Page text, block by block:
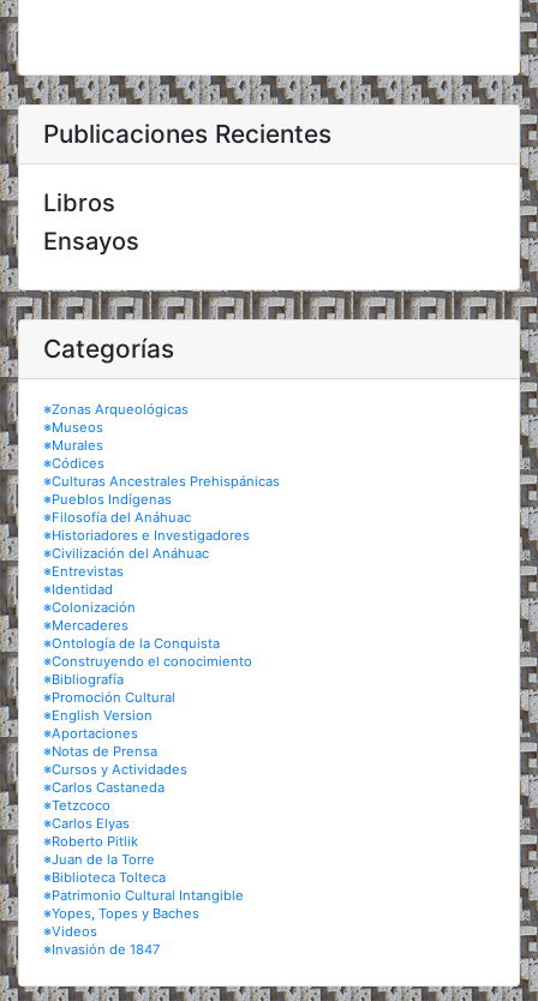
Publicaciones Recientes
Libros
Ensayos
Categorías
※Zonas Arqueológicas
※Museos
※Murales
※Códices
※Culturas Ancestrales Prehispánicas
※Pueblos Indígenas
※Filosofía del Anáhuac
※Historiadores e Investigadores
※Civilización del Anáhuac
※Entrevistas
※Identidad
※Colonización
※Mercaderes
※Ontología de la Conquista
※Construyendo el conocimiento
※Bibliografía
※Promoción Cultural
※English Version
※Aportaciones
※Notas de Prensa
※Cursos y Actividades
※Carlos Castaneda
※Tetzcoco
※Carlos Elyas
※Roberto Pitlik
※Juan de la Torre
※Biblioteca Tolteca
※Patrimonio Cultural Intangible
※Yopes, Topes y Baches
※Videos
※Invasión de 1847